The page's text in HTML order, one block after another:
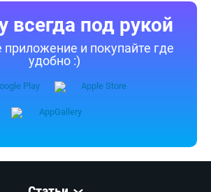
всегда под рукой
приложение и покупайте где
удобно :)